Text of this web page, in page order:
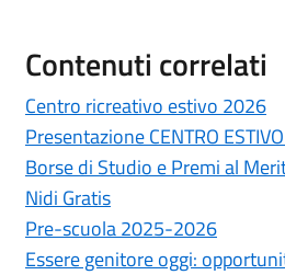
Contenuti correlati
Centro ricreativo estivo 2026
Presentazione CENTRO
Borse di Studio e Premi al
Nidi Gratis
Pre-scuola 2025-2026
Essere genitore oggi: